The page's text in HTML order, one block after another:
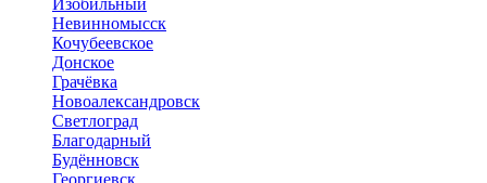
Изобильный
Невинномысск
Кочубеевское
Донское
Грачёвка
Новоалександровск
Светлоград
Благодарный
Будённовск
Георгиевск